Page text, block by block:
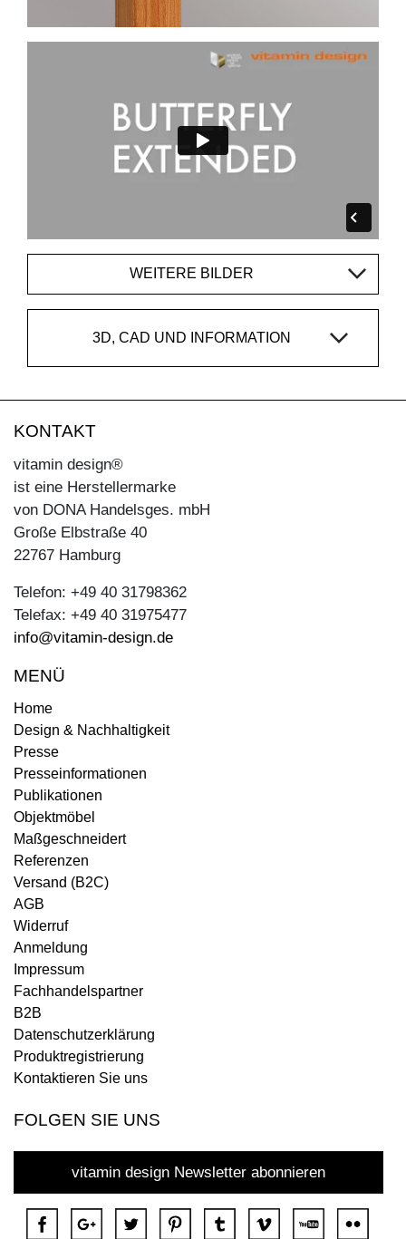
WEITERE BILDER
3D, CAD UND INFORMATION
KONTAKT
vitamin design®
ist eine Herstellermarke
von DONA Handelsges. mbH
Große Elbstraße 40
22767 Hamburg
Telefon: +49 40 31798362
Telefax: +49 40 31975477
info@vitamin-design.de
MENÜ
Home
Design & Nachhaltigkeit
Presse
Presseinformationen
Publikationen
Objektmöbel
Maßgeschneidert
Referenzen
Versand (B2C)
AGB
Widerruf
Anmeldung
Impressum
Fachhandelspartner
B2B
Datenschutzerklärung
Produktregistrierung
Kontaktieren Sie uns
FOLGEN SIE UNS
vitamin design Newsletter abonnieren